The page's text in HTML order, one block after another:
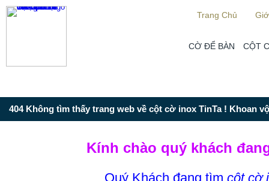
Trang Chủ
CỜ ĐỂ BÀN CỘT
Từ mục này trở xuống là mã nguồn Zalo
404 Không tìm thấy trang web về cột cờ inox TinTa ! Khoan
Kính chào quý khách
Quý Khách đang tìm cột cờ